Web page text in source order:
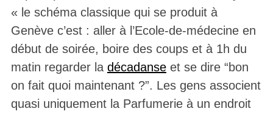
« le schéma classique qui se produit à
Genève c’est : aller à l’Ecole-de-médecine en
début de soirée, boire des coups et à 1h du
matin regarder la décadanseet se dire “bon
on fait quoi maintenant ?”. Les gens associent
quasi uniquement la Parfumerie à un endroit